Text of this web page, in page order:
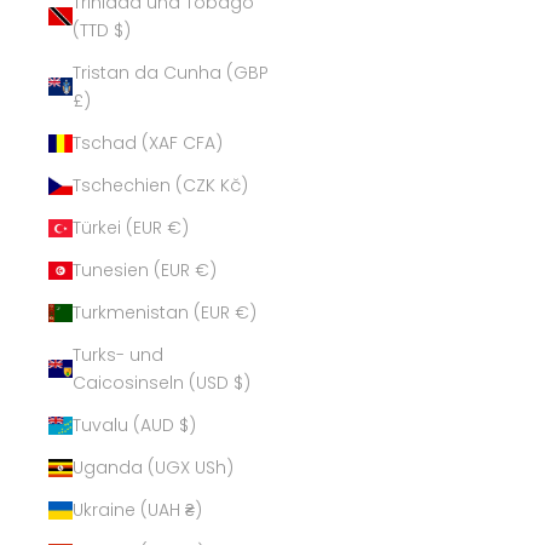
(TTD $)
Tristan da Cunha (GBP
£)
Tschad (XAF CFA)
Tschechien (CZK Kč)
Türkei (EUR €)
Tunesien (EUR €)
Turkmenistan (EUR €)
Turks- und
Caicosinseln (USD $)
Tuvalu (AUD $)
Uganda (UGX USh)
Ukraine (UAH ₴)